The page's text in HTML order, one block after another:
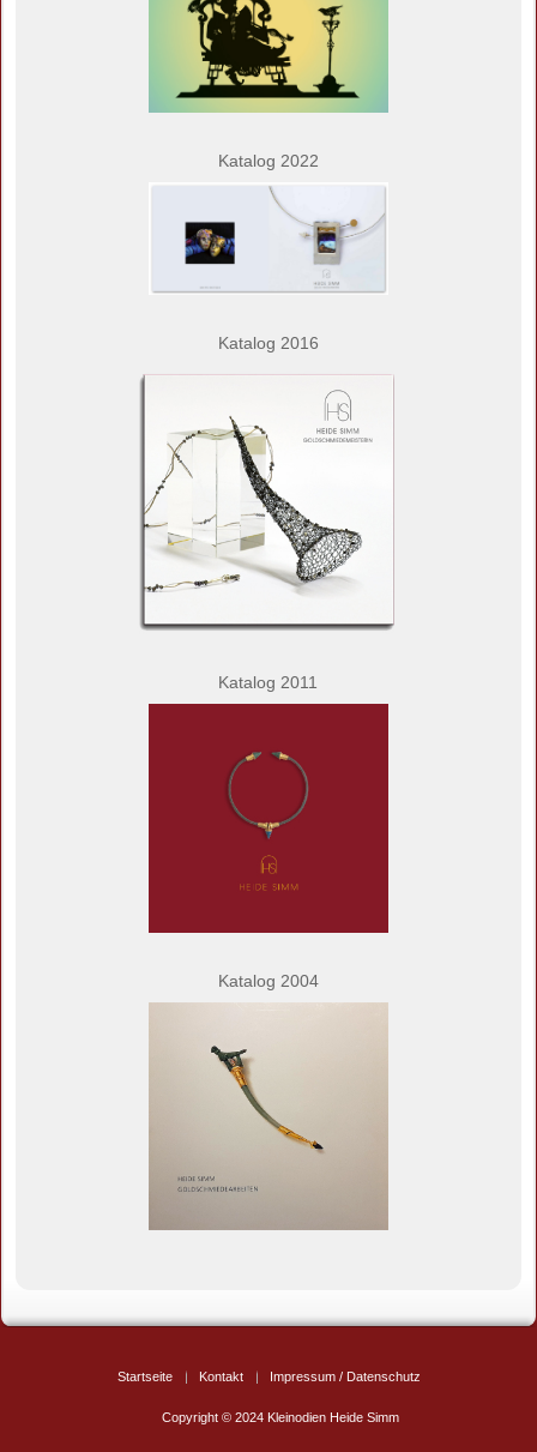
Katalog 2022
Katalog 2016
Katalog 2011
Katalog 2004
Startseite Kontakt Impressum / Datenschutz
Copyright © 2024 Kleinodien Heide Simm